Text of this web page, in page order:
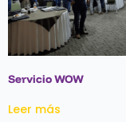
Servicio WOW
Leer más